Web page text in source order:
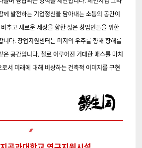
께 발전하는 기업정신을 담아내는 소통의 공간이
추고 새로운 세상을 향한 젊은 창업인들을 위한
니다. 창업지원센터는 미지의 우주를 향해 항해를
은 공간입니다. 철로 이루어진 거대한 매스를 마치
서 미래에 대해 비상하는 건축적 이미지를 구현